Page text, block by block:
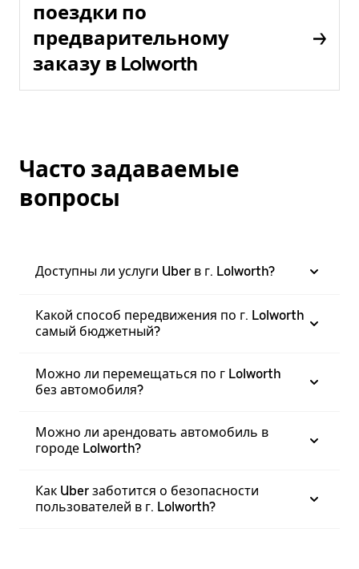
поездки по
предварительному
заказу в Lolworth
Часто задаваемые
вопросы
Доступны ли услуги Uber в г. Lolworth?
Какой способ передвижения по г. Lolworth
самый бюджетный?
Можно ли перемещаться по г Lolworth
без автомобиля?
Можно ли арендовать автомобиль в
городе Lolworth?
Как Uber заботится о безопасности
пользователей в г. Lolworth?